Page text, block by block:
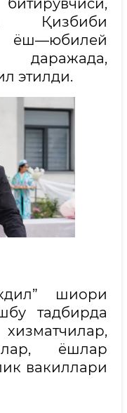
Қизбиби
ёш—юбилей
этилди.
шиори
тадбирда
ёшлар
вакиллари